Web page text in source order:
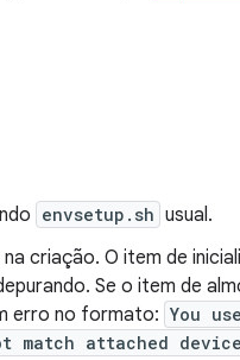
envsetup.sh usual.
na criação. O item de
Se o item de
erro no formato: You
not match attached